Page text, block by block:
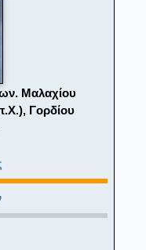
Μαλαχίου
Γορδίου